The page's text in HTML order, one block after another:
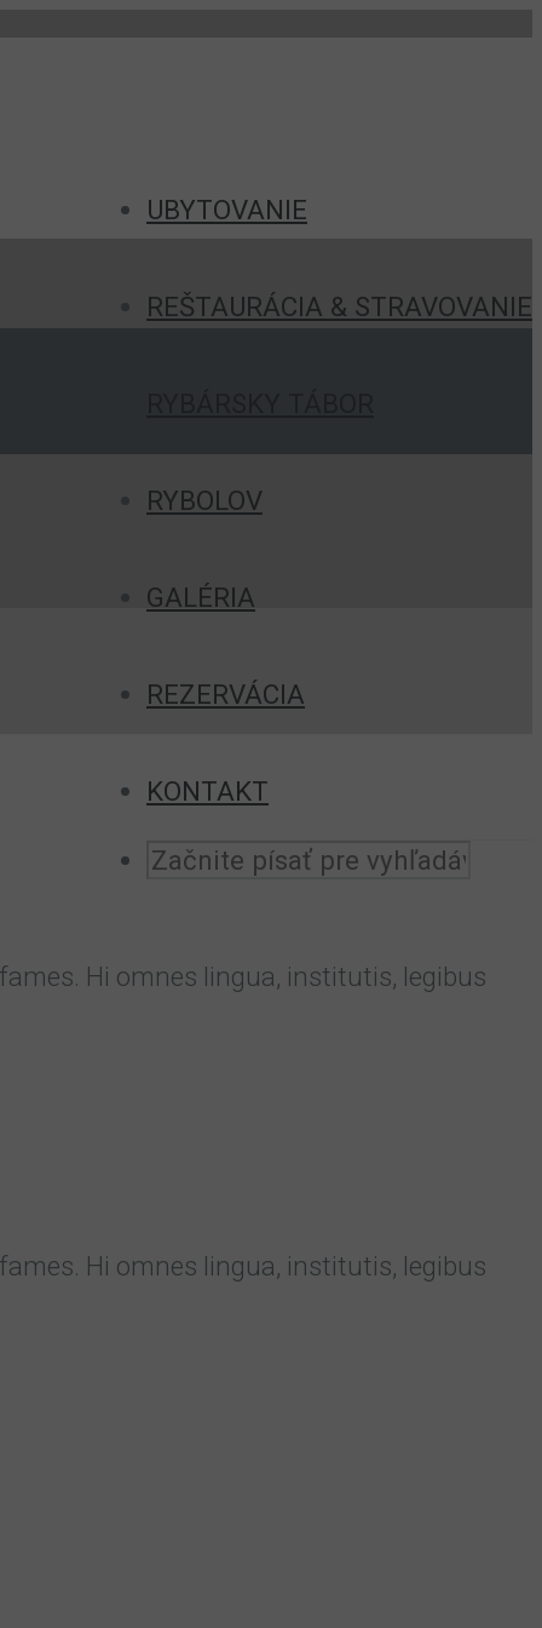
UBYTOVANIE
REŠTAURÁCIA & STRAVOVANIE
RYBOLOV
GALÉRIA
REZERVÁCIA
KONTAKT
Hi omnes lingua, institutis, legibus
Hi omnes lingua, institutis, legibus